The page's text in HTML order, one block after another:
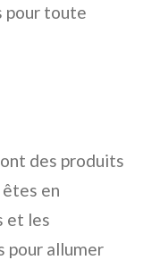
pour toute
des produits
en
et les
pour allumer